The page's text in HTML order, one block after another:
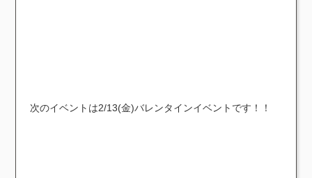
次のイベントは2/13(金)バレンタインイベントです！！